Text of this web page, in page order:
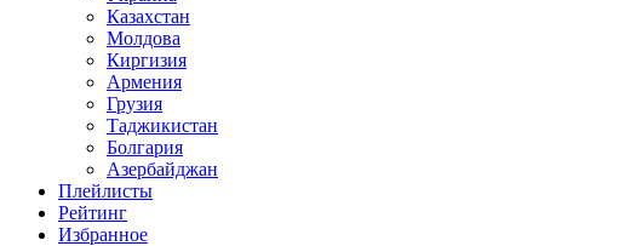
Казахстан
Молдова
Киргизия
Армения
Грузия
Таджикистан
Болгария
Азербайджан
Плейлисты
Рейтинг
Избранное